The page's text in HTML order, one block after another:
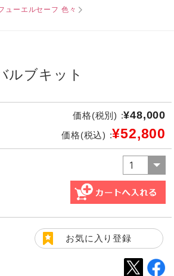
ューエルセーフ 色々
ルブキット
価格(税別) :¥48,000
価格(税込) :¥52,800
お気に入り登録